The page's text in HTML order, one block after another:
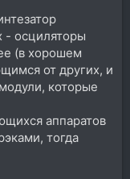
- осциляторы
(в хорошем
от других, и
которые
аппаратов
тогда